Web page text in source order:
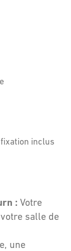
inclus
: Votre
salle de
une